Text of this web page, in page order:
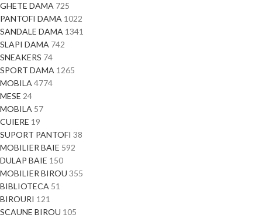
GHETE DAMA 725
PANTOFI DAMA 1022
SANDALE DAMA 1341
SLAPI DAMA 742
SNEAKERS 74
SPORT DAMA 1265
MOBILA 4774
MESE 24
MOBILA 57
CUIERE 19
SUPORT PANTOFI 38
MOBILIER BAIE 592
DULAP BAIE 150
MOBILIER BIROU 355
BIBLIOTECA 51
BIROURI 121
SCAUNE BIROU 105